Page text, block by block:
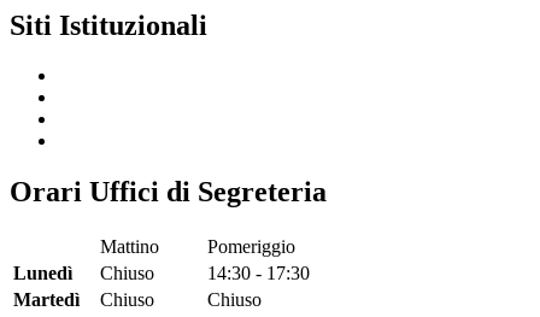
Siti Istituzionali
Orari Uffici di Segreteria
Mattino
Pomeriggio
Lunedì
Chiuso
14:30 - 17:30
Martedì
Chiuso
Chiuso